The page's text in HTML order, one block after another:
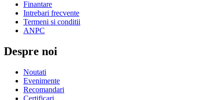
Finantare
Intrebari frecvente
Termeni si conditii
ANPC
Despre noi
Noutati
Evenimente
Recomandari
Certificari